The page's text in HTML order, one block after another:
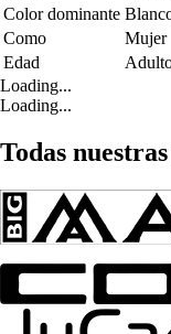
Color dominante
Como
Mujer
Edad
Loading...
Loading...
Todas